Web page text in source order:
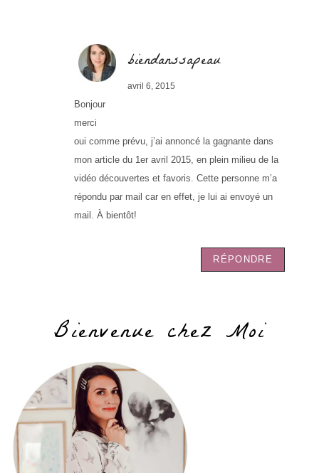
biendanssapeau
avril 6, 2015
Bonjour
merci
oui comme prévu, j’ai annoncé la gagnante dans
mon article du 1er avril 2015, en plein milieu de la
vidéo découvertes et favoris. Cette personne m’a
répondu par mail car en effet, je lui ai envoyé un
mail. À bientôt!
RÉPONDRE
Bienvenue chez Moi